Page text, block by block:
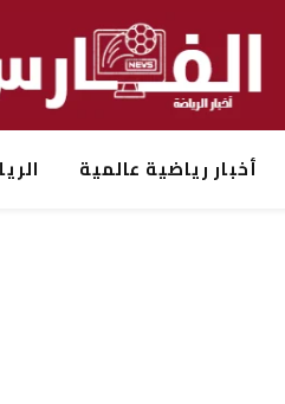
أخبار رياضية عالمية